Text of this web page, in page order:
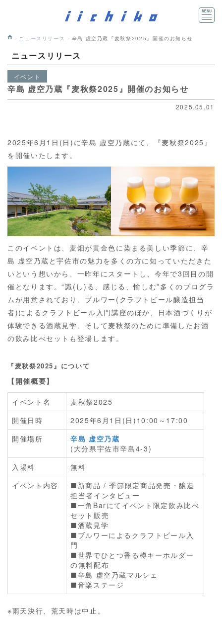
ニュースリリース 辛島 虚空乃蔵『麦秋祭2025』開催のお知らせ
ニュースリリース
イベント
辛島 虚空乃蔵『麦秋祭2025』開催のお知らせ
2025.05.01
2025年6月1日(日)に辛島 虚空乃蔵にて、『麦秋祭2025』
を開催いたします。
このイベントは、麦畑が黄金色に染まる美しい季節に、辛
島 虚空乃蔵と宇佐市の魅力を多くの方に知っていただきた
いという想いから、一昨年にスタートし、今年で3回目の開
催となります。“識(し)る、感じる、愉しむ”多くのプログラ
ムが用意されており、ブルワー(クラフトビール醸造担当
者)によるクラフトビール入門講座のほか、日本酒づくりが
体験できる酒蔵見学、そして麦秋祭のために準備したお酒
の飲み比べセットも登場します。
『麦秋祭2025』について
【開催概要】
イベント名
麦秋祭2025
開催日時
2025年6月1日(日)10:00～17:00
開催場所
辛島 虚空乃蔵
(大分県宇佐市辛島4-3)
入場料
無料
イベント内容
■新商品 / 季節限定商品発売・醸造
担当者インタビュー
■一角Barにてイベント限定飲み比べ
セット販売
■酒蔵見学
■ブルワーによるクラフトビール入
門
■世界でひとつ香る樽キーホルダー
の無料配布
■辛島 虚空乃蔵マルシェ
■音楽ステージ
※雨天決行、荒天時は中止。